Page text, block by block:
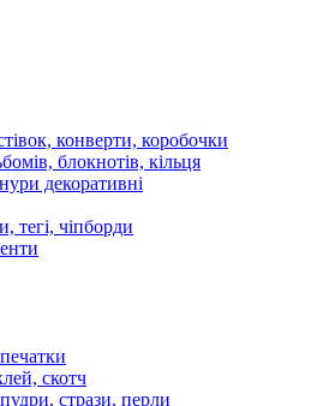
конверти, коробочки
блокнотів, кільця
декоративні
тегі, чіпборди
скотч
стрази, перли